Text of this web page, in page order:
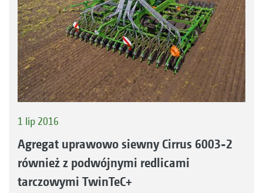
1 lip 2016
Agregat uprawowo siewny Cirrus 6003-2
również z podwójnymi redlicami
tarczowymi TwinTeC+